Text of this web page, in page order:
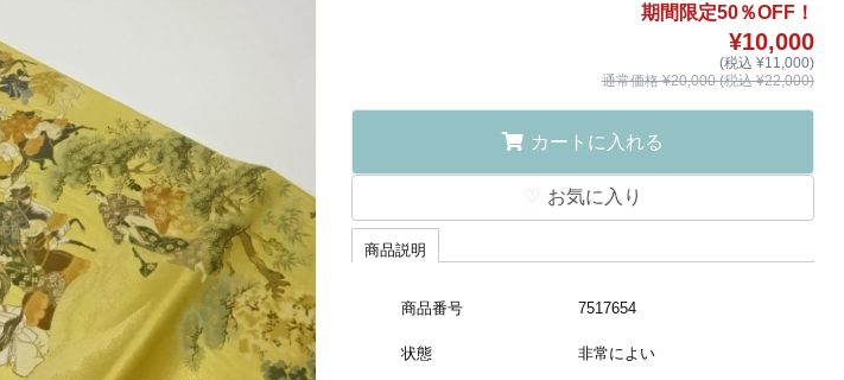
期間限定50％OFF！
¥10,000
(税込 ¥11,000)
通常価格 ¥20,000 (税込 ¥22,000)
カートに入れる
お気に入り
商品説明
商品番号 7517654
状態 非常によい